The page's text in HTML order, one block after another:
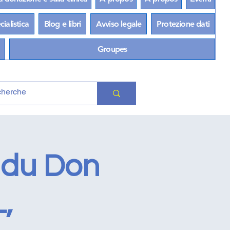
Blog e libri Avviso legale Protezione dati
Groupes
Don